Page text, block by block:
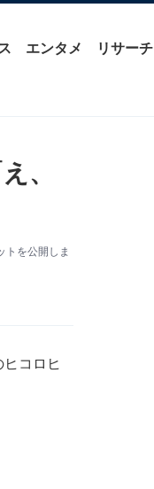
エンタメ リサーチ
、
トを公開しま
コロヒ